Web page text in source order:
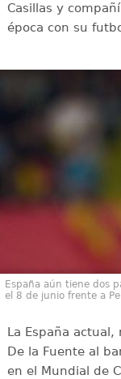
Casillas y
época con su
España aún tiene dos
el 8 de junio frente a
La España
De la Fuente al
en el Mundial de